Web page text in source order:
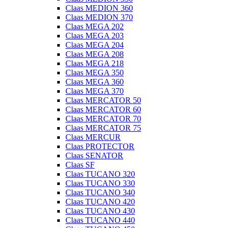
Claas MEDION 360
Claas MEDION 370
Claas MEGA 202
Claas MEGA 203
Claas MEGA 204
Claas MEGA 208
Claas MEGA 218
Claas MEGA 350
Claas MEGA 360
Claas MEGA 370
Claas MERCATOR 50
Claas MERCATOR 60
Claas MERCATOR 70
Claas MERCATOR 75
Claas MERCUR
Claas PROTECTOR
Claas SENATOR
Claas SF
Claas TUCANO 320
Claas TUCANO 330
Claas TUCANO 340
Claas TUCANO 420
Claas TUCANO 430
Claas TUCANO 440